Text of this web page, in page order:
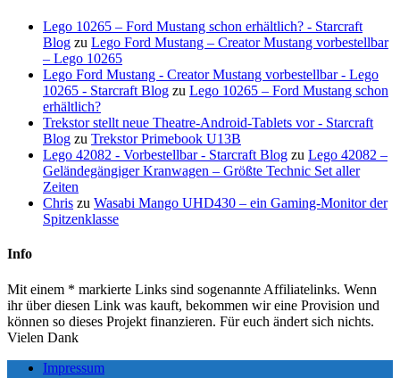
Lego 10265 – Ford Mustang schon erhältlich? - Starcraft
Blog zu Lego Ford Mustang – Creator Mustang vorbestellbar
– Lego 10265
Lego Ford Mustang - Creator Mustang vorbestellbar - Lego
10265 - Starcraft Blog zu Lego 10265 – Ford Mustang schon
erhältlich?
Trekstor stellt neue Theatre-Android-Tablets vor - Starcraft
Blog zu Trekstor Primebook U13B
Lego 42082 - Vorbestellbar - Starcraft Blog zu Lego 42082 –
Geländegängiger Kranwagen – Größte Technic Set aller
Zeiten
Chris zu Wasabi Mango UHD430 – ein Gaming-Monitor der
Spitzenklasse
Info
Mit einem * markierte Links sind sogenannte Affiliatelinks. Wenn
ihr über diesen Link was kauft, bekommen wir eine Provision und
können so dieses Projekt finanzieren. Für euch ändert sich nichts.
Vielen Dank
Impressum